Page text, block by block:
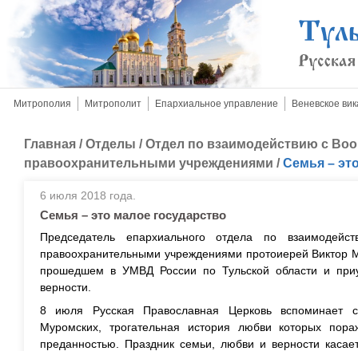
Митрополия Митрополит Епархиальное управление Веневское
Главная /Отделы /Отдел по взаимодействию с
правоохранительными учреждениями /Семья –
6 июля 2018 года.
Семья – это малое государство
Председатель епархиального отдела по
правоохранительными учреждениями протоиерей Виктор
прошедшем в УМВД России по Тульской области и
верности.
8 июля Русская Православная Церковь вспоминает
Муромских, трогательная история любви которых
преданностью. Праздник семьи, любви и верности